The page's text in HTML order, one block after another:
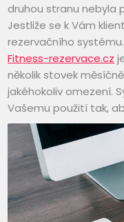
druhou stranu nebyla
Jestliže se k Vám
rezervačního
Fitness-rezervace.cz
několik stovek
jakéhokoliv omezení.
Vašemu použití tak,